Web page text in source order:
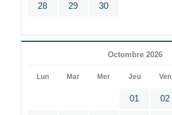
28 29 30
Octombre 2026
Lun Mar Mer Jeu Ven
01 02